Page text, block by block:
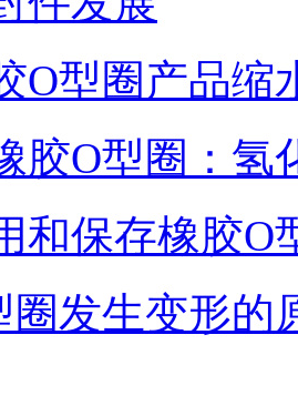
O型圈产品
胶O型圈：
和保存橡胶O
圈发生变形